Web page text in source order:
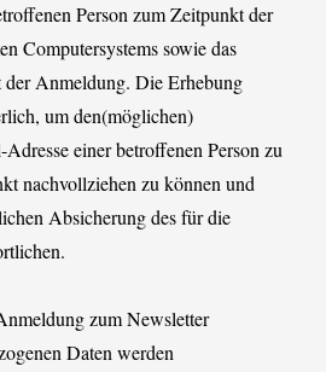
Person zum Zeitpunkt der
Computersystems sowie das
Anmeldung. Die Erhebung
um den(möglichen)
einer betroffenen Person zu
nachvollziehen zu können und
Absicherung des für die
zum Newsletter
Daten werden